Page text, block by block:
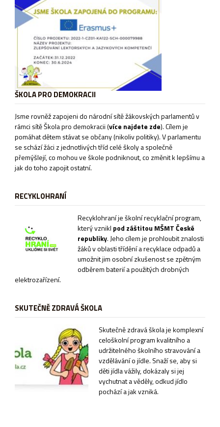
ŠKOLA PRO DEMOKRACII
Jsme rovněž zapojeni do národní sítě žákovských parlamentů v
rámci sítěŠkola pro demokracii(více najdete zde). Cílem je
pomáhat dětem stávat se občany (nikoliv politiky). V parlamentu
se schází žáci z jednotlivých tříd celé školy a společně
přemýšlejí, co mohou ve škole podniknout, co změnit k lepšímu a
jak do toho zapojit ostatní.
RECYKLOHRANÍ
Recyklohraní je školní recyklační program,
který vznikl pod záštitou MŠMT České
republiky. Jeho cílem je prohloubit znalosti
žáků v oblasti třídění a recyklace odpadů a
umožnit jim osobní zkušenost se zpětným
odběrem baterií a použitých drobných
elektrozařízení.
SKUTEČNĚ ZDRAVÁ ŠKOLA
Skutečně zdravá škola je komplexní
celoškolní program kvalitního a
udržitelného školního stravování a
vzdělávání o jídle. Snaží se, aby si
děti jídla vážily, dokázaly si jej
vychutnat a věděly, odkud jídlo
pochází a jak vzniká.